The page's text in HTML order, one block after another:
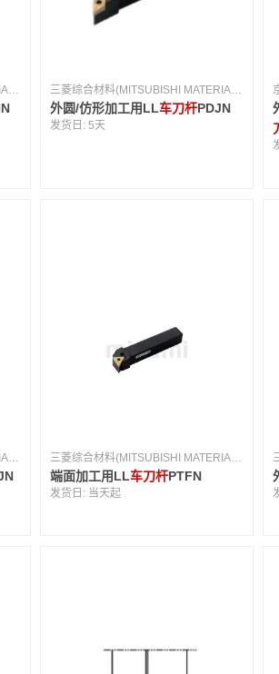
三菱综合材料(MITSUBISHI MATERIALS) [日本] 三菱综合材料(MITSUBISHI MATERIALS) [日本]
外圆/仿形加工用LL车刀杆PDJN
发货日:5天
端面加工用LL车刀杆PTFN
发货日: 当天起